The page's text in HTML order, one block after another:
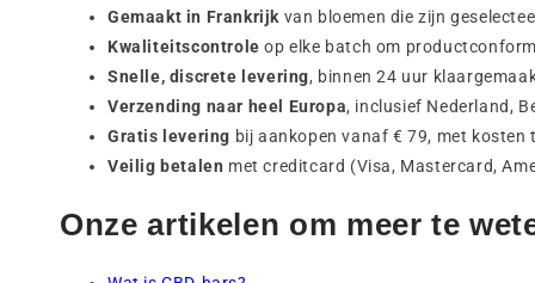
Gemaakt in Frankrijk van bloemen die zijn
Kwaliteitscontrole op elke batch om
Snelle, discrete levering, binnen 24 uur
Verzending naar heel Europa, inclusief Nederland,
Gratis levering bij aankopen vanaf € 79, met kosten
Veilig betalen met creditcard (Visa, Mastercard,
Onze artikelen om meer te